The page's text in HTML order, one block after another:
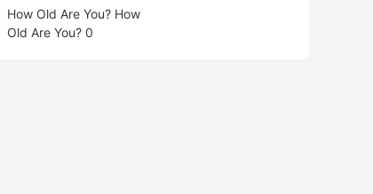
How Old Are You? How
Old Are You? 0